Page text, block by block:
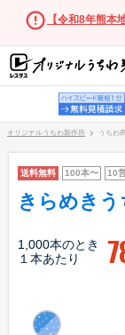
【令和8年熊本
スタンダードう
ポリうちわ（S
オリジナルうちわ製作所 うちわ
送料無料 100本〜 10
きらめきう
1,000本のとき
１本あたり